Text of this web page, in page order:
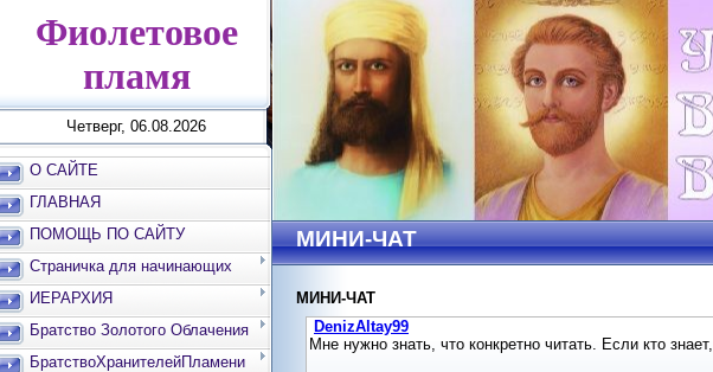
Фиолетовое
пламя
Четверг, 06.08.2026
О САЙТЕ
ГЛАВНАЯ
ПОМОЩЬ ПО САЙТУ
Страничка для начинающих
ИЕРАРХИЯ
Братство Золотого Облачения
БратствоХранителейПламени
МИНИ-ЧАТ
МИНИ-ЧАТ